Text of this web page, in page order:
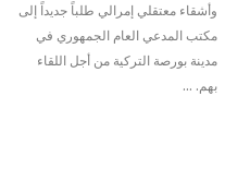
وأشقاء معتقلي إمرالي طلباً جديداً إلى
مكتب المدعي العام الجمهوري في
مدينة بورصة التركية من أجل اللقاء
بهم. …